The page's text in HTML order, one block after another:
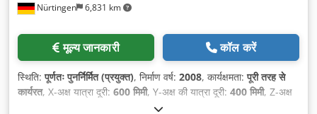
Nürtingen 6,831 km
मूल्य जानकारी कॉल करें
स्थिति:पूर्णतः पुनर्निर्मित (प्रयुक्त), निर्माण वर्ष: 2008, कार्यक्षमता:पूरी तरह से
कार्यरत, X-अक्ष यात्रा दूरी: 600 मिमी, Y-अक्ष की यात्रा दूरी: 400 मिमी, Z-अक्ष
, वर्कपीस का अधिकतम वजन: